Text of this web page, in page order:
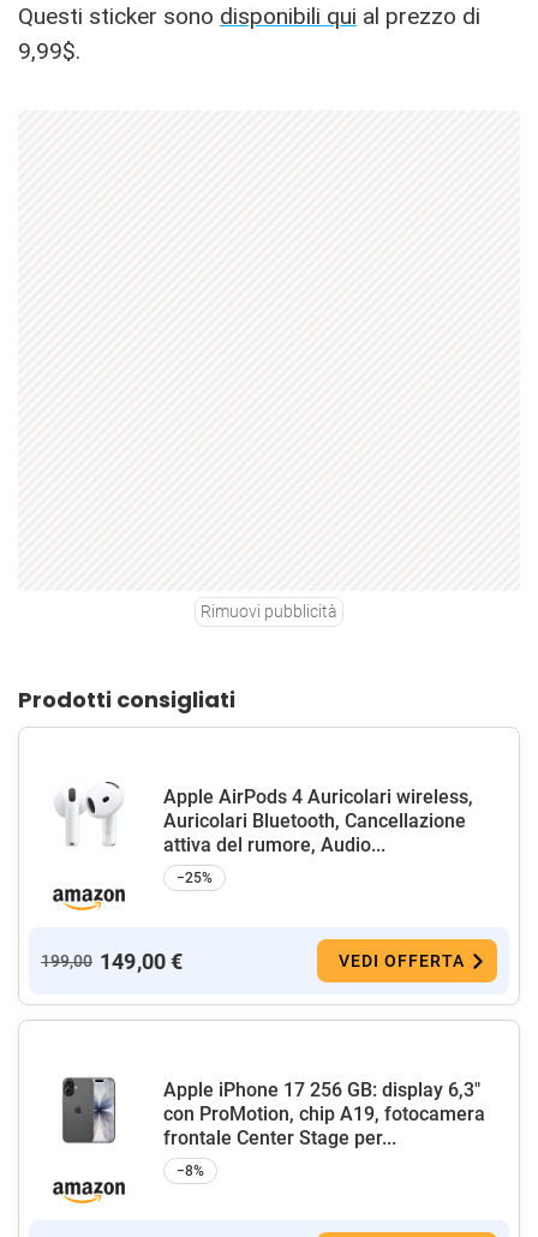
Questi sticker sono disponibili qui al prezzo di
9,99$.
Rimuovi pubblicità
Prodotti consigliati
Apple AirPods 4 Auricolari wireless,
Auricolari Bluetooth, Cancellazione
attiva del rumore, Audio...
−25%
199,00 149,00 € VEDI OFFERTA
Apple iPhone 17 256 GB: display 6,3"
con ProMotion, chip A19, fotocamera
frontale Center Stage per...
−8%